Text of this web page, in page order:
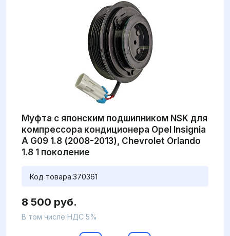
Муфта с японским подшипником NSK для
компрессора кондиционера Opel Insignia
A G09 1.8 (2008-2013), Chevrolet Orlando
1.8 1 поколение
Код товара:370361
8 500 руб.
В том числе НДС 5%